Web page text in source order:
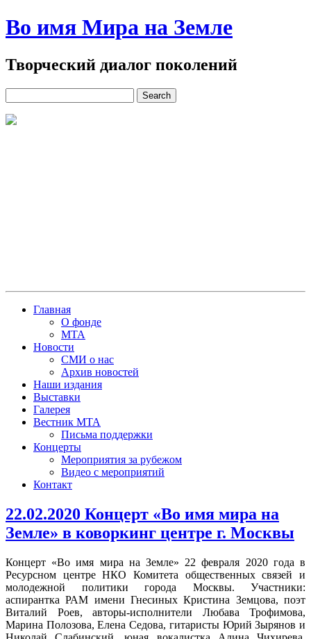
Во имя Мира на Земле
Творческий диалог поколений
Главная
О фонде
МТА
Новости
СМИ о нас
Архив новостей
Наши издания
Выставки
Галерея
Вестник МТА
Письма поддержки
Концерты
Мероприятия за рубежом
Видео с мероприятий
Контакт
22.02.2020 Концерт «Во имя мира на
Земле» в коворкинг центре г. Москвы
Концерт «Во имя мира на Земле» 22 февраля 2020 года в
Ресурсном центре НКО Комитета общественных связей и
молодежной политики города Москвы. Участники:
аспирантка РАМ имени Гнесиных Кристина Земцова, поэт
Виталий Роев, авторы-исполнители Любава Трофимова,
Марина Полозова, Елена Седова, гитаристы Юрий Зырянов и